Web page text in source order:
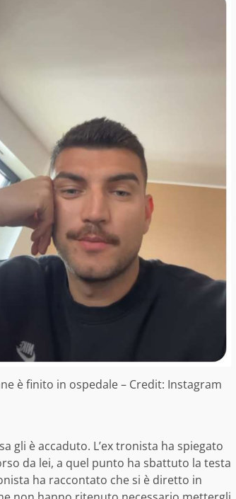
è finito in ospedale – Credit: Instagram
gli è accaduto. L’ex tronista ha spiegato
da lei, a quel punto ha sbattuto la testa
ha raccontato che si è diretto in